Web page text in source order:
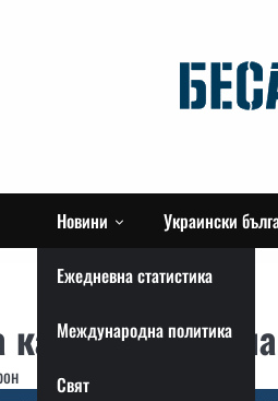
Новини
Ежедневна статистика
Международна политика
Свят
Украински